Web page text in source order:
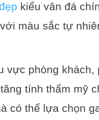
kiểu vân đá
màu sắc tự
phòng khách,
tính thẩm mỹ
có thể lựa chọn